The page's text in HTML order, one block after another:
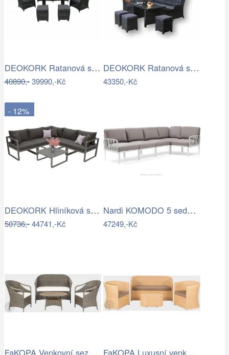
DEOKORK Ratanová sestava PAOLA antracit…
40890,-39990,-Kč
DEOKORK Ratanová sestava DAKOTA …
43350,-Kč
- 12%
DEOKORK Hliníková sestava pro 5 osob…
50736,-44741,-Kč
Nardi KOMODO 5 sedačka Mdum
47249,-Kč
FaKOPA Venkovní sezení z umělého… FaKOPA Luxusní venkovní sezení z…